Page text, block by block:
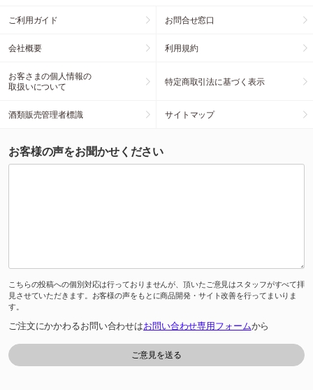
ご利用ガイド お問合せ窓口
会社概要 利用規約
お客さまの個人情報の
取扱いについて
特定商取引法に基づく表示
酒類販売管理者標識 サイトマップ
お客様の声をお聞かせください
こちらの投稿への個別対応は行っておりませんが、頂いたご意見はスタッフがすべて拝
見させていただきます。お客様の声をもとに商品開発・サイト改善を行ってまいりま
す。
ご注文にかかわるお問い合わせはお問い合わせ専用フォームから